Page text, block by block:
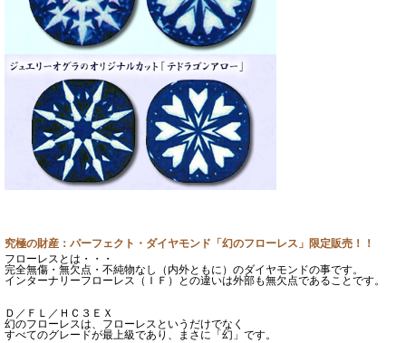
究極の財産：パーフェクト・ダイヤモンド「幻のフローレス」限定販売！！
フローレスとは・・・
完全無傷・無欠点・不純物なし（内外ともに）のダイヤモンドの事です。
インターナリーフローレス（ＩＦ）との違いは外部も無欠点であることです。
Ｄ／ＦＬ／ＨＣ３ＥＸ
幻のフローレスは、フローレスというだけでなく
すべてのグレードが最上級であり、まさに「幻」です。